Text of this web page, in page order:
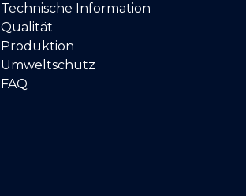
Technische Information
Qualität
Produktion
Umweltschutz
FAQ